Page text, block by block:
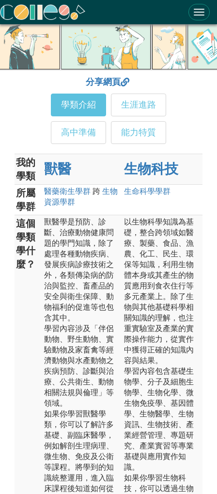
ColleGo! 大學選才與高中育才輔助系統
分享網頁
學類介紹 生涯進路
高中準備 能力特質
我的
學類
獸醫 生物科技
所屬
學群
醫藥衛生學群 跨 生物
資源學群
生命科學學群
這個
學類
學什
麼？
獸醫學是預防、診
斷、治療動物健康問
題的學門知識，除了
處理各種動物疾病、
發展疾病診療技術之
外，各類傳染病的防
治與監控、畜產品的
安全與衛生保障、動
物福利的促進等也包
含其中。
學習內容涉及「伴侶
動物、野生動物、實
驗動物及家畜禽等經
濟動物與水產動物之
疾病預防、診斷與治
療、公共衛生、動物
相關法規與倫理」等
領域。
如果你學習獸醫學
類，你可以了解許多
基礎、副臨床醫學，
例如解剖生理病理、
微生物、免疫及公衛
等課程。將學到的知
識統整運用，進入臨
床課程後知道如何從
以生物科學知識為基
礎，整合跨領域如醫
療、製藥、食品、漁
農、化工、民生、環
保等知識，利用生物
體本身或其產生的物
質應用到食衣住行等
多元產業上。除了生
物與其他基礎科學相
關知識的理解，也注
重實驗室及產業的實
際操作能力，從實作
中獲得正確的知識內
容與結果。
學習內容包含基礎生
物學、分子及細胞生
物學、生物化學、微
生物免疫學、基因體
學、生物醫學、生物
資訊、生物技術、產
業經營管理、專題研
究、產業實習等專業
基礎與應用實作知
識。
如果你學習生物科
技，你可以透過生物